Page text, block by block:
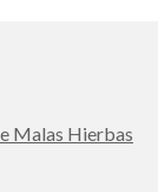
Malas Hierbas